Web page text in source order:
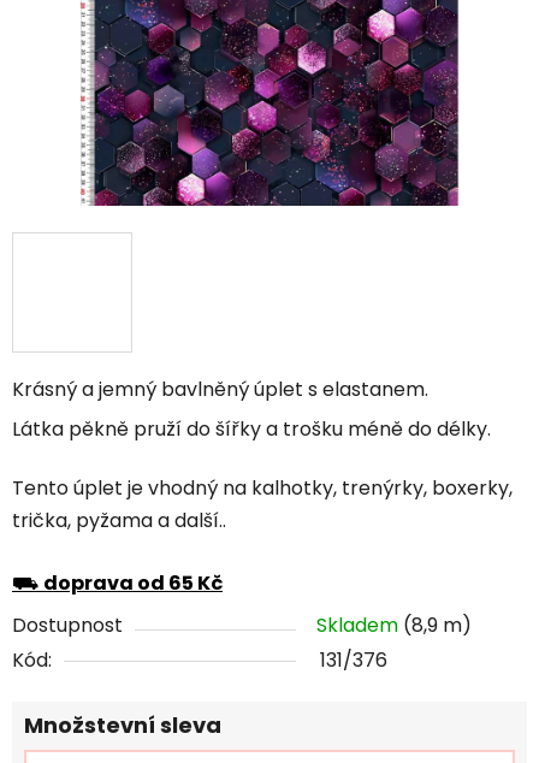
Krásný a jemný bavlněný úplet s elastanem.
Látka pěkně pruží do šířky a trošku méně do délky.
Tento úplet je vhodný na kalhotky, trenýrky, boxerky,
trička, pyžama a další..
⛟ doprava od 65 Kč
Dostupnost
Skladem (8,9 m)
Kód:
131/376
Množstevní sleva
hvězdiček.